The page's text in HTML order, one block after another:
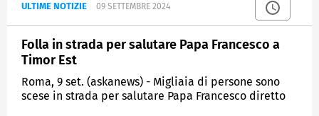
ULTIME NOTIZIE 09 SETTEMBRE 2024
Folla in strada per salutare Papa Francesco a
Timor Est
Roma, 9 set. (askanews) - Migliaia di persone sono
scese in strada per salutare Papa Francesco diretto